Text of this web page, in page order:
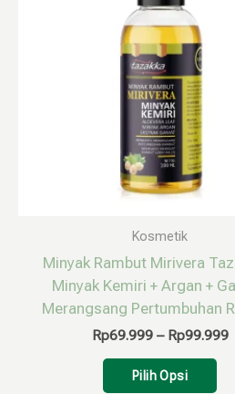
Kosmetik
Minyak Rambut Mirivera
Minyak Kemiri + Argan +
Merangsang Pertumbuhan
Rp69.999 – Rp99.999
Pilih Opsi